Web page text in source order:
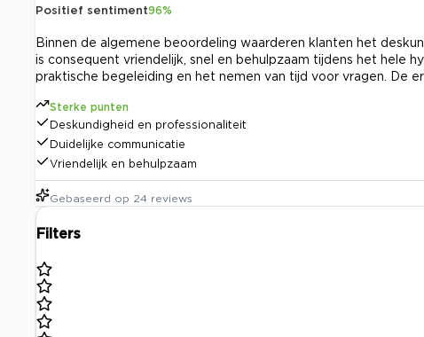
Positief sentiment96%
Binnen de algemene beoordeling waarderen klanten het
is consequent vriendelijk, snel en behulpzaam tijdens het hele
praktische begeleiding en het nemen van tijd voor vragen. De
Sterke punten
Deskundigheid en professionaliteit
Duidelijke communicatie
Vriendelijk en behulpzaam
Gebaseerd op 24 reviews
Filters